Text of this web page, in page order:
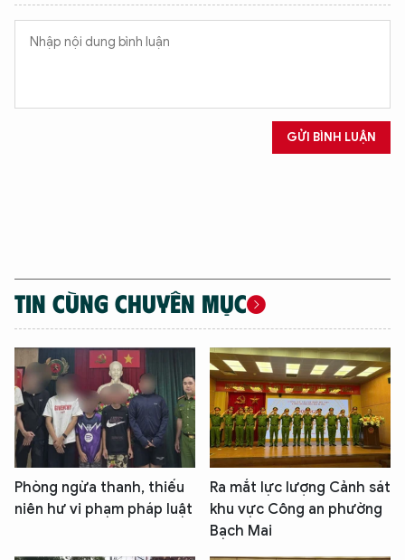
GỬI BÌNH LUẬN
TIN CÙNG CHUYÊN MỤC
Phòng ngừa thanh, thiếu
niên hư vi phạm pháp luật
Ra mắt lực lượng Cảnh sát
khu vực Công an phường
Bạch Mai
TÔI LÀ CHATBOT CỦA